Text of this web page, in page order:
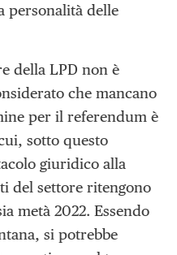
personalità delle
della LPD non è
che mancano
per il referendum è
sotto questo
giuridico alla
del settore ritengono
metà 2022. Essendo
si potrebbe